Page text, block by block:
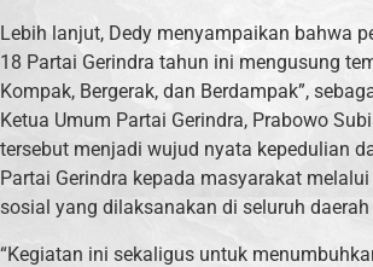
Lebih lanjut, Dedy menyampaikan bahwa
18 Partai Gerindra tahun ini mengusung
Kompak, Bergerak, dan Berdampak”,
Ketua Umum Partai Gerindra, Prabowo
tersebut menjadi wujud nyata kepedulian
Partai Gerindra kepada masyarakat
sosial yang dilaksanakan di seluruh
“Kegiatan ini sekaligus untuk